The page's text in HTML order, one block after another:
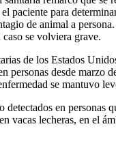
paciente para
de animal a
se volviera grave.
de los Estados
personas desde marzo
se mantuvo
detectados en personas
vacas lecheras, en el